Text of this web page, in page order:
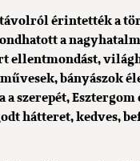
érintették a
a
ellentmondást,
bányászok
szerepét, Esztergom
hátteret, kedves,